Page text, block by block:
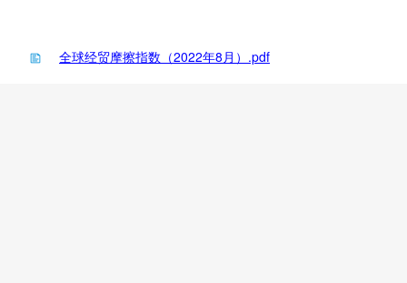
全球经贸摩擦指数（2022年8月）.pdf